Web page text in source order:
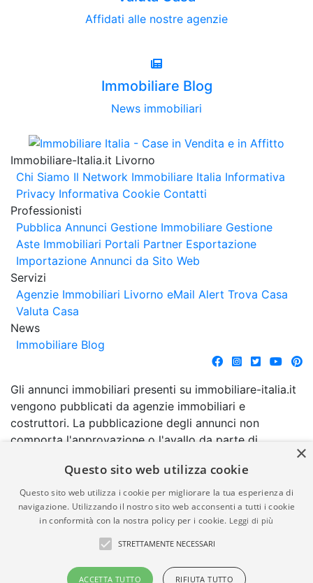
Affidati alle nostre agenzie
Immobiliare Blog
News immobiliari
Immobiliare-Italia.it Livorno
Chi Siamo Il Network Immobiliare Italia Informativa
Privacy Informativa Cookie Contatti
Professionisti
Pubblica Annunci Gestione Immobiliare Gestione
Aste Immobiliari Portali Partner Esportazione
Importazione Annunci da Sito Web
Servizi
Agenzie Immobiliari Livorno eMail Alert Trova Casa
Valuta Casa
News
Immobiliare Blog
Gli annunci immobiliari presenti su immobiliare-italia.it
vengono pubblicati da agenzie immobiliari e
costruttori. La pubblicazione degli annunci non
comporta l'approvazione o l'avallo da parte di
garanzia da parte di quest'ultima. immobiliare-italia.it
quindi non è responsabile della veridicità, della
correttezza, della completezza, della normativa in
materia di privacy e/o di alcun altro aspetto dei
suddetti annunci.
© Copyright 2007 - 2026
Powered by
×
Questo sito web utilizza cookie
Questo sito web utilizza i cookie per migliorare la tua esperienza di
navigazione. Utilizzando il nostro sito web acconsenti a tutti i cookie
in conformità con la nostra policy per i cookie. Leggi di più
STRETTAMENTE NECESSARI
ACCETTA TUTTO RIFIUTA TUTTO